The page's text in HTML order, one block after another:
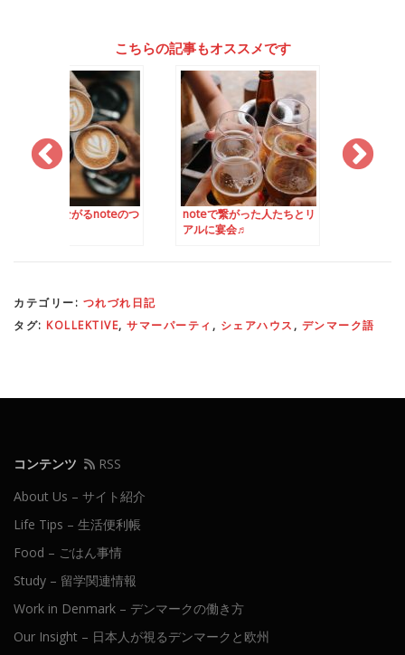
こちらの記事もオススメです
ながるnoteのつ
noteで繋がった人たちとリ
アルに宴会♬
UEFA Euro （欧州
カテゴリー: つれづれ日記
タグ: KOLLEKTIVE, サマーパーティ , シェアハウス , デンマーク語
コンテンツ
RSS
About Us – サイト紹介
Life Tips – 生活便利帳
Food – ごはん事情
Study – 留学関連情報
Work in Denmark – デンマークの働き方
Our Insight – 日本人が視るデンマークと欧州